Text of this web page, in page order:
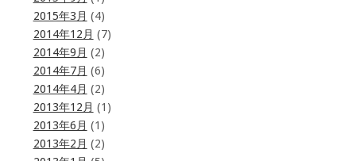
2015年3月 (4)
2014年12月 (7)
2014年9月 (2)
2014年7月 (6)
2014年4月 (2)
2013年12月 (1)
2013年6月 (1)
2013年2月 (2)